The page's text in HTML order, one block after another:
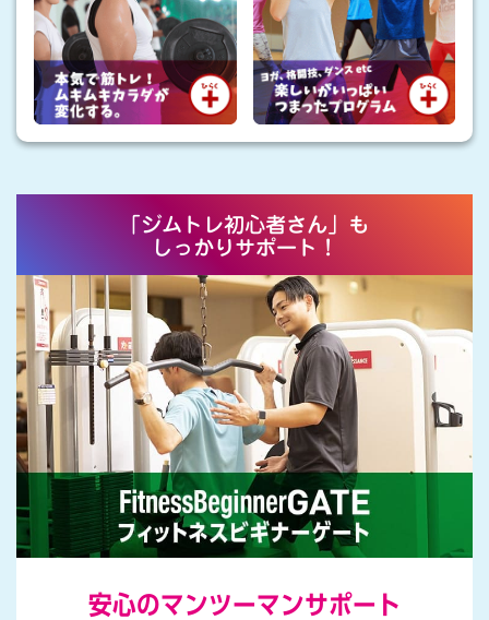
な
カ
ラ
ダ
で
を
も
っ
と
楽
し
も
う
！
せ
る
夏
ボ
デ
「ジムトレ初心者さん」も
しっかりサポート！
安心のマンツーマンサポート